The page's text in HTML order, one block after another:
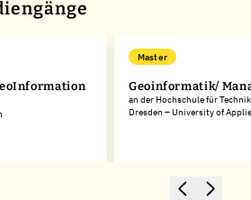
Master
Geoinformatik/
an der Hochschule für
Dresden – University of